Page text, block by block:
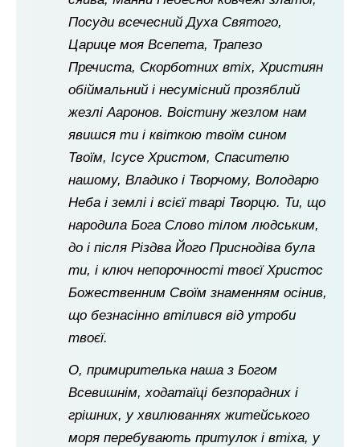
Посуди всечесний Духа Святого,
Царице моя Всепета, Трапезо
Пречиста, Скорботних втіх, Християн
обіймальний і несумісний прозяблий
жезлі Ааронов. Воістину жезлом нам
явишся ти і квіткою твоїм сином
Твоїм, Ісусе Христом, Спасителю
нашому, Владико і Творчому, Володарю
Неба і землі і всієї тварі Творцю. Ти, що
народила Бога Слово тілом людським,
до і після Різдва Його Приснодіва була
ти, і ключ непорочності твоєї Христос
Божественним Своїм знаменням осінив,
що безнасінно втілився від утроби
твоєї.
О, примирителька наша з Богом
Всевишнім, ходатаїці безпорадних і
грішних, у хвилюваннях житейського
моря перебувають притулок і втіха, у